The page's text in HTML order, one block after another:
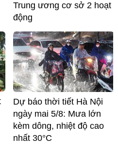
Trung ương cơ sở 2 hoạt
động
Dự báo thời tiết Hà Nội
ngày mai 5/8: Mưa lớn
kèm dông, nhiệt độ cao
nhất 30°C